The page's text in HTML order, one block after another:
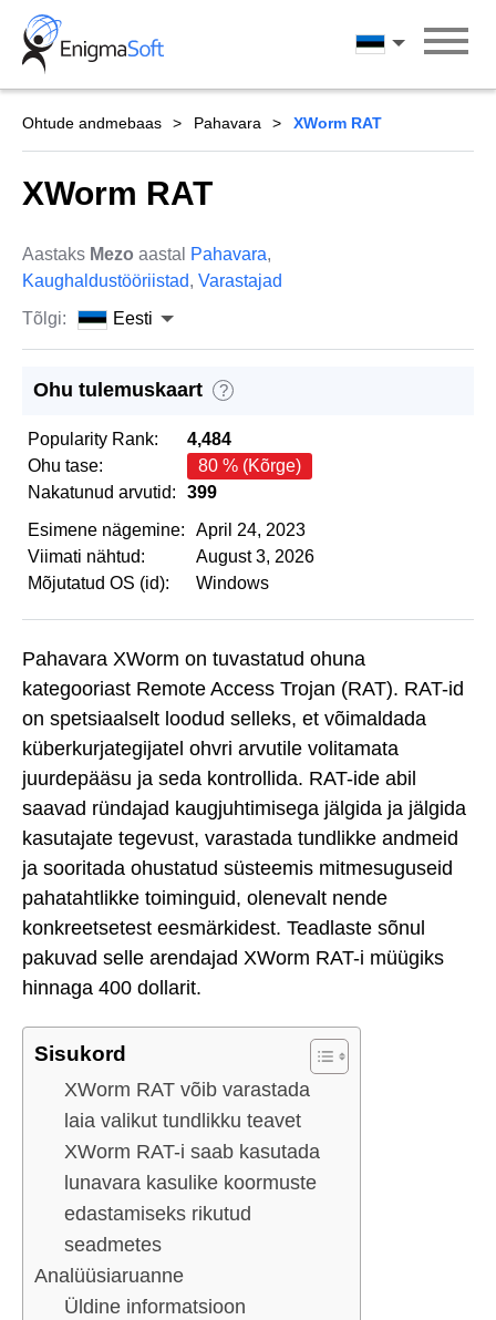
Skip
content
Eesti
Ohtude andmebaas Pahavara XWorm RAT
XWorm RAT
Aastaks Mezo aastal Pahavara,
Kaughaldustööriistad, Varastajad
Tõlgi:
Eesti
Ohu tulemuskaart ?
Popularity Rank:
4,484
Ohu tase:
80 % (Kõrge)
Nakatunud arvutid:
399
Esimene nägemine:
April 24, 2023
Viimati nähtud:
August 3, 2026
Mõjutatud OS (id):
Windows
Pahavara XWorm on tuvastatud ohuna
kategooriast Remote Access Trojan (RAT). RAT-id
on spetsiaalselt loodud selleks, et võimaldada
küberkurjategijatel ohvri arvutile volitamata
juurdepääsu ja seda kontrollida. RAT-ide abil
saavad ründajad kaugjuhtimisega jälgida ja jälgida
kasutajate tegevust, varastada tundlikke andmeid
ja sooritada ohustatud süsteemis mitmesuguseid
pahatahtlikke toiminguid, olenevalt nende
konkreetsetest eesmärkidest. Teadlaste sõnul
pakuvad selle arendajad XWorm RAT-i müügiks
hinnaga 400 dollarit.
Sisukord
XWorm RAT võib varastada
laia valikut tundlikku teavet
XWorm RAT-i saab kasutada
lunavara kasulike koormuste
edastamiseks rikutud
seadmetes
Analüüsiaruanne
Üldine informatsioon